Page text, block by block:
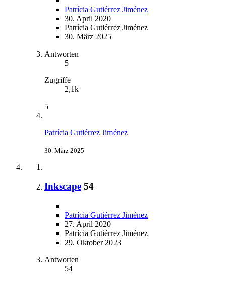
Patrícia Gutiérrez Jiménez
30. April 2020
Patrícia Gutiérrez Jiménez
30. März 2025
Antworten
5
Zugriffe
2,1k
5
Patrícia Gutiérrez Jiménez
30. März 2025
Inkscape 54
Patrícia Gutiérrez Jiménez
27. April 2020
Patrícia Gutiérrez Jiménez
29. Oktober 2023
Antworten
54